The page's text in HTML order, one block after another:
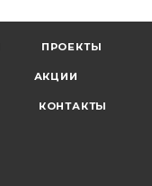
ПРОЕКТЫ
АКЦИИ
КОНТАКТЫ